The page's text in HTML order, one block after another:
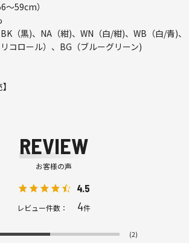
59cm）
（黒)、NA（紺)、WN（白/紺)、WB（白/青)、
コロール）、BG（ブルーグリーン)
REVIEW
お客様の声
4.5
レビュー件数： 4件
(2)